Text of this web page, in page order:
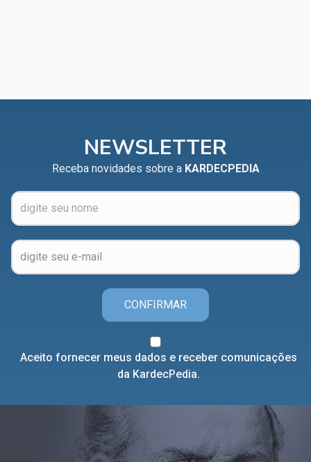
NEWSLETTER
Receba novidades sobre a KARDECPEDIA
CONFIRMAR
Aceito fornecer meus dados e receber comunicações
da KardecPedia.